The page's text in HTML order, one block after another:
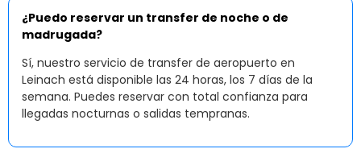
¿Puedo reservar un transfer de noche o de
madrugada?
Sí, nuestro servicio de transfer de aeropuerto en
Leinach está disponible las 24 horas, los 7 días de la
semana. Puedes reservar con total confianza para
llegadas nocturnas o salidas tempranas.